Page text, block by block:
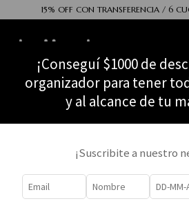
15% OFF CON TRANSFERENCIA / 6
¡Conseguí $1000 de
organizador para tener
y al alcance de tu
¡Suscribite a nuestro